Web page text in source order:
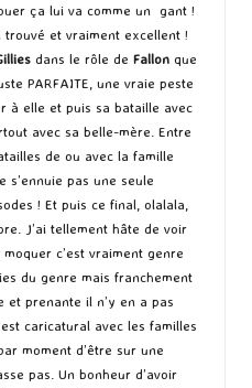
ça lui va comme un gant !
trouvé et vraiment excellent !
dans le rôle de Fallon que
PARFAITE, une vraie peste
à elle et puis sa bataille avec
avec sa belle-mère. Entre
de ou avec la famille
s’ennuie pas une seule
! Et puis ce final, olalala,
J’ai tellement hâte de voir
c’est vraiment genre
du genre mais franchement
et prenante il n’y en a pas
caricatural avec les familles
moment d’être sur une
pas. Un bonheur d’avoir